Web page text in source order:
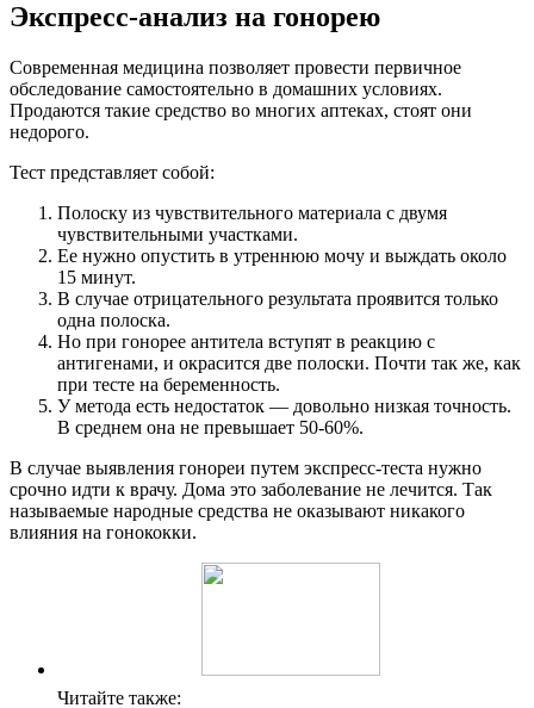
Экспресс-анализ на гонорею
Современная медицина позволяет провести первичное
обследование самостоятельно в домашних условиях.
Продаются такие средство во многих аптеках, стоят они
недорого.
Тест представляет собой:
Полоску из чувствительного материала с двумя
чувствительными участками.
Ее нужно опустить в утреннюю мочу и выждать около
15 минут.
В случае отрицательного результата проявится только
одна полоска.
Но при гонорее антитела вступят в реакцию с
антигенами, и окрасится две полоски. Почти так же, как
при тесте на беременность.
У метода есть недостаток — довольно низкая точность.
В среднем она не превышает 50-60%.
В случае выявления гонореи путем экспресс-теста нужно
срочно идти к врачу. Дома это заболевание не лечится. Так
называемые народные средства не оказывают никакого
влияния на гонококки.
Читайте также: